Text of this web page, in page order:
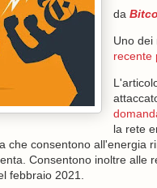
da
Uno dei
recente
la rete
che consentono all'energia
Consentono inoltre alle
febbraio 2021.